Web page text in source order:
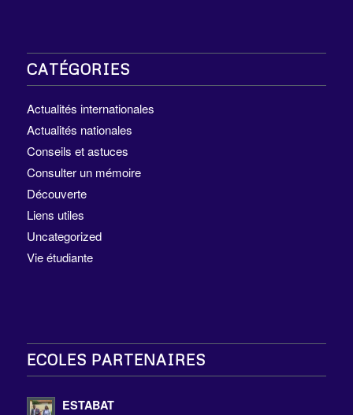
CATÉGORIES
Actualités internationales
Actualités nationales
Conseils et astuces
Consulter un mémoire
Découverte
Liens utiles
Uncategorized
Vie étudiante
ECOLES PARTENAIRES
ESTABAT